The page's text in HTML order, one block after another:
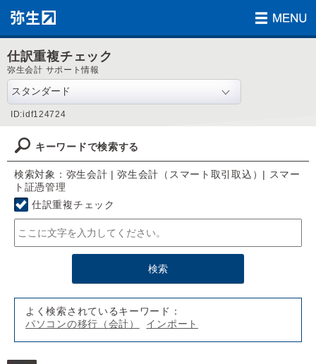
仕訳重複チェック
弥生会計 サポート情報
ID:idf124724
キーワードで検索する
検索対象：弥生会計 | 弥生会計（スマート取引取込）| スマー
ト証憑管理
仕訳重複チェック
よく検索されているキーワード：
パソコンの移行（会計）
インポート